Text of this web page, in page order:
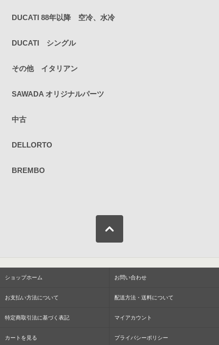
DUCATI 88年以降 空冷、水冷
DUCATI シングル
その他 イタリアン
SAWADA オリジナルパーツ
中古
DELLORTO
BREMBO
ショップホーム お問い合わせ
お支払い方法について 配送方法・送料について
特定商取引法に基づく表記 マイアカウント
カートを見る プライバシーポリシー